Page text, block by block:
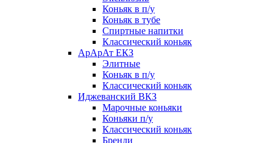
Коньяк в п/у
Коньяк в тубе
Спиртные напитки
Классический коньяк
АрАрАт ЕКЗ
Элитные
Коньяк в п/у
Классический коньяк
Иджеванский ВКЗ
Марочные коньяки
Коньяки п/у
Классический коньяк
Бренди